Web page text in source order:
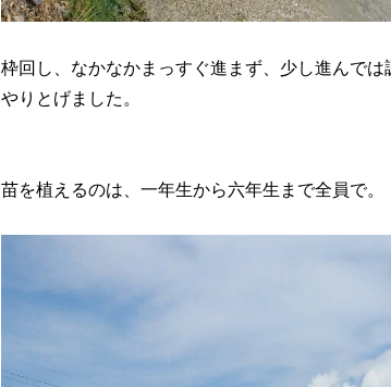
枠回し、なかなかまっすぐ進まず、少し進んで
やりとげました。
苗を植えるのは、一年生から六年生まで全員で。